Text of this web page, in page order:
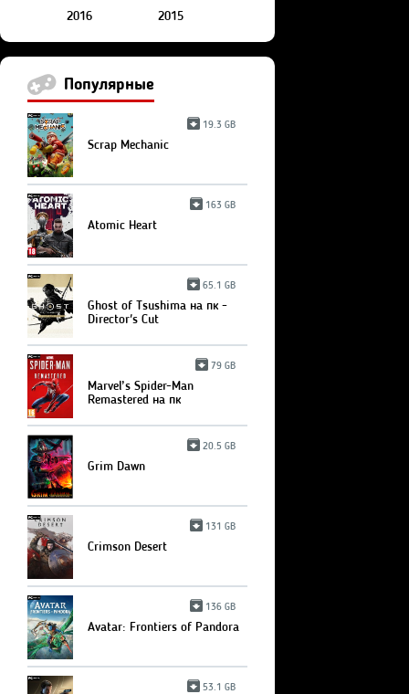
2016
2015
Популярные
19.3 GB
Scrap Mechanic
163 GB
Atomic Heart
65.1 GB
Ghost of Tsushima на пк -
Director's Cut
79 GB
Marvel’s Spider-Man
Remastered на пк
20.5 GB
Grim Dawn
131 GB
Crimson Desert
136 GB
Avatar: Frontiers of Pandora
53.1 GB